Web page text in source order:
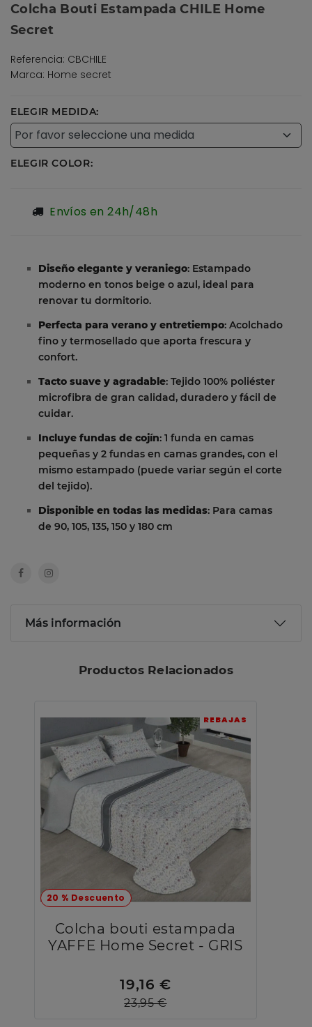
Colcha Bouti Estampada CHILE Home
Secret
Referencia: CBCHILE
Marca: Home secret
ELEGIR MEDIDA:
ELEGIR COLOR:
Envíos en 24h/48h
Diseño elegante y veraniego: Estampado
moderno en tonos beige o azul, ideal para
renovar tu dormitorio.
Perfecta para verano y entretiempo: Acolchado
fino y termosellado que aporta frescura y
confort.
Tacto suave y agradable: Tejido 100% poliéster
microfibra de gran calidad, duradero y fácil de
cuidar.
Incluye fundas de cojín: 1 funda en camas
pequeñas y 2 fundas en camas grandes, con el
mismo estampado (puede variar según el corte
del tejido).
Disponible en todas las medidas: Para camas
de 90, 105, 135, 150 y 180 cm
Más información
Productos Relacionados
20 % Descuento
REBAJAS
Colcha bouti estampada
YAFFE Home Secret - GRIS
19,16 €
23,95 €